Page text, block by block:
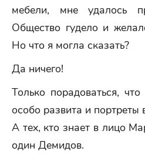
мебели, мне удалось
Общество гудело и
Но что я могла сказать?
Да ничего!
Только порадоваться,
особо развита и портреты
А тех, кто знает в лицо
один Демидов.